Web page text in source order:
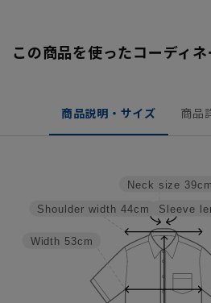
この商品を使ったコーディネ
商品説明・サイズ 商品
Sleeve
Neck size 39cm
Width 53cm
Shoulder width 44cm